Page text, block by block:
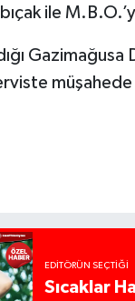
ile
EDITÖRÜN SEÇTIĞI
Sıcaklar